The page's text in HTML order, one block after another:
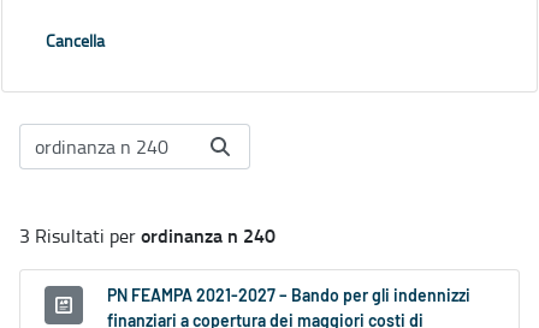
Cancella
3 Risultati perordinanza n 240
PN FEAMPA 2021-2027 – Bando per gli indennizzi
finanziari a copertura dei maggiori costi di